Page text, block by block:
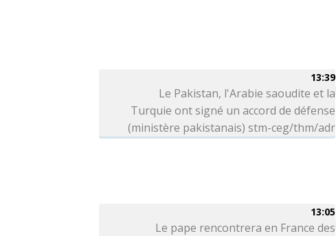
13:39
Le Pakistan, l'Arabie saoudite et la
Turquie ont signé un accord de défense
(ministère pakistanais) stm-ceg/thm/adr
13:05
Le pape rencontrera en France des